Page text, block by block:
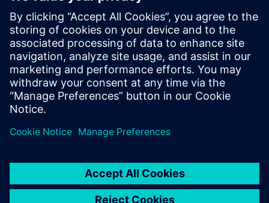
Menditect Test Automation (MTA) forbedrer hastigheten på
levering av Mendix app til virksomheten ved å fjerne
flaskehalser for testautomatisering. Menditect tilbyr en
unik AI-drevet «Direct Model Testing» -teknologi for
Mendix-app...
Lær mer